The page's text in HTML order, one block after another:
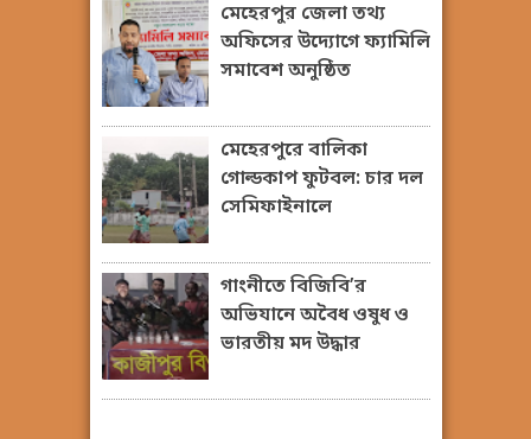
মেহেরপুর জেলা তথ্য
অফিসের উদ্যোগে ফ্যামিলি
সমাবেশ অনুষ্ঠিত
মেহেরপুরে বালিকা
গোল্ডকাপ ফুটবল: চার দল
সেমিফাইনালে
গাংনীতে বিজিবি’র
অভিযানে অবৈধ ওষুধ ও
ভারতীয় মদ উদ্ধার